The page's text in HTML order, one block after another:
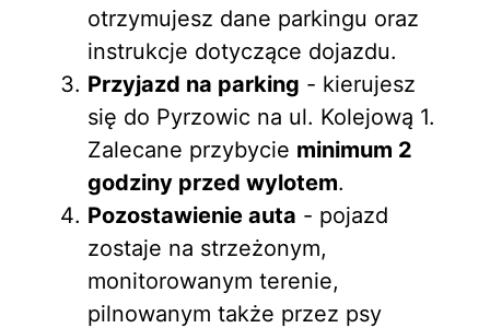
otrzymujesz dane parkingu oraz
instrukcje dotyczące dojazdu.
Przyjazd na parking - kierujesz
się do Pyrzowic na ul. Kolejową 1.
Zalecane przybycie minimum 2
godziny przed wylotem.
Pozostawienie auta - pojazd
zostaje na strzeżonym,
monitorowanym terenie,
pilnowanym także przez psy